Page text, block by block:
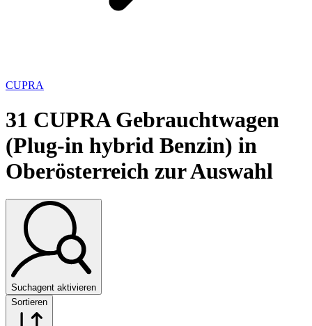
CUPRA
31 CUPRA Gebrauchtwagen
(Plug-in hybrid Benzin) in
Oberösterreich zur Auswahl
Suchagent aktivieren
Sortieren